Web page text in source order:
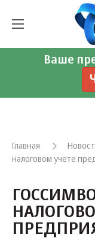
Ваше
Главная
налоговом учете